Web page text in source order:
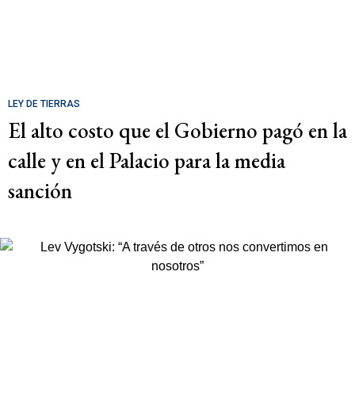
LEY DE TIERRAS
El alto costo que el Gobierno pagó en la
calle y en el Palacio para la media
sanción